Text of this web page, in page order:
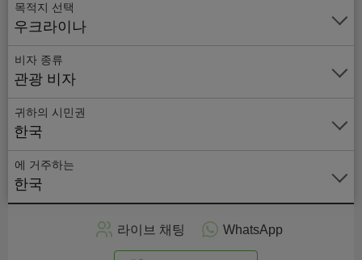
목적지 선택
우크라이나
비자 종류
관광 비자
귀하의 시민권
한국
에 거주하는
한국
온
라
인
라이브 채팅 WhatsApp